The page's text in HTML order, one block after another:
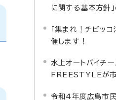
に関する基本方針
「集まれ！チビッコ
催します！
水上オートバイチ
FREESTYLEが市
令和4年度広島市